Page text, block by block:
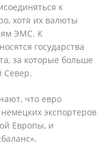
к
хотя их валюты
ЭМС. К
государства
за которые больше
Север.
что евро
экспортеров
Европы, и